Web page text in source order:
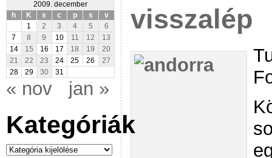
2009. december
h
K s c p s
v
1
2 3 4 5
6
7
8 9 10 11 12
13
14
15 16 17 18 19
20
21
22 23 24 25 26
27
28
29 30 31
« nov jan »
Kategóriák
Kategóriák
visszalép